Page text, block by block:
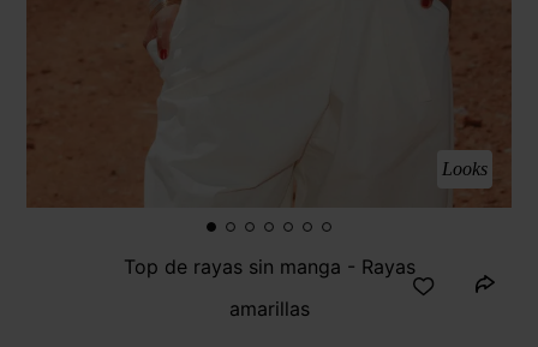
Looks
Top de rayas sin manga - Rayas
amarillas